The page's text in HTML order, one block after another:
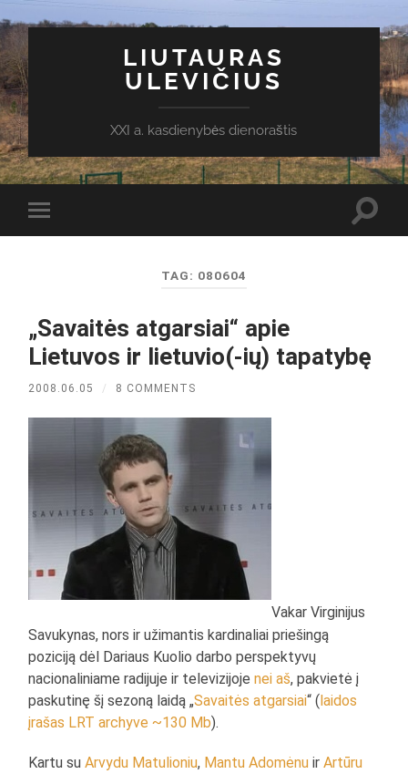
LIUTAURAS
ULEVIČIUS
XXI a. kasdienybės dienoraštis
Toggle
mobile
TAG: 080604
„Savaitės atgarsiai“ apie
Lietuvos ir lietuvio(-ių) tapatybę
2008.06.05 / 8 COMMENTS
Vakar Virginijus
Savukynas, nors ir užimantis kardinaliai priešingą
poziciją dėl Dariaus Kuolio darbo perspektyvų
nacionaliniame radijuje ir televizijojenei aš, pakvietė į
paskutinę šį sezoną laidą „Savaitės atgarsiai“ (laidos
įrašas LRT archyve ~130 Mb).
Kartu suArvydu Matulioniu, Mantu Adomėnu irArtūru